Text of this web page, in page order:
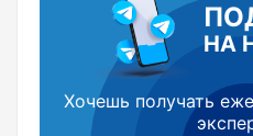
НА
Хочешь получать